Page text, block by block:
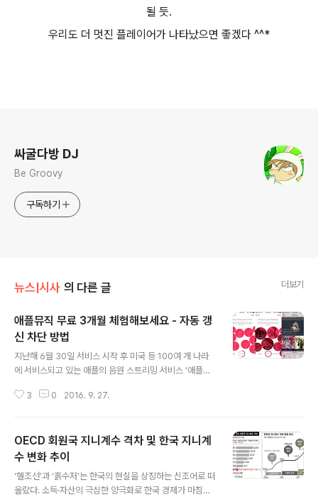
될 듯.
우리도 더 멋진 플레이어가 나타났으면 좋겠다 ^^*
싸굴다방 DJ
Be Groovy
구독하기
뉴스|시사 의 다른 글 더보기
애플뮤직 무료 3개월 체험해보세요 - 자동 갱
신 차단 방법
지난해 6월 30일 서비스 시작 후 미국 등 100여 개 나라
에 서비스되고 있는 애플의 음원 스트리밍 서비스 ‘애플뮤
유료 가입자만 1,500만 명에 이른다. 음원 한국 정식 서비
러(약 8,900원), 가족은 최대 6인까지 11.99달러(약 1만
3,200원)에 이용할 수 있다. 멜론 등 국내 음원 서비스와
비교하면 1,000원 정도 비싸다. 가족 공유 가족 공유에서
는 하나의 애플ID를 최대 10대의 iOS 기기에 등록할 수 있
3 0 2016. 9. 27.
OECD 회원국 지니계수 격차 및 한국 지니계
수 변화 추이
‘헬조선’과 ‘흙수저’는 한국의 현실을 상징하는 신조어로 떠
올랐다. 소득·자산의 극심한 양극화로 한국 경제가 마침내